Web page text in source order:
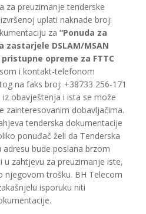
za preuzimanje tenderske
uplati naknade broj:
za “Ponuda za
zastarjele DSLAM/MSAN
opreme za FTTC
i kontakt-telefonom
na faks broj: +38733 256-171
obavještenja i ista se može
zainteresovanim dobavljačima.
tenderska dokumentacije
ponuđač želi da Tenderska
bude poslana brzom
zahtjevu za preuzimanje iste,
njegovom trošku. BH Telecom
isporuku niti